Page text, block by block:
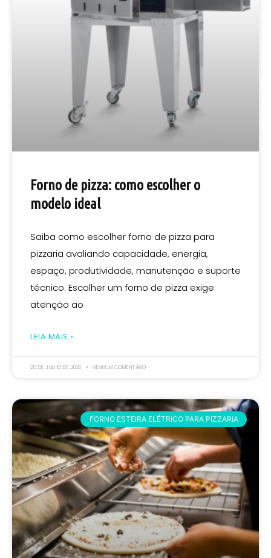
Forno de pizza: como escolher o
modelo ideal
Saiba como escolher forno de pizza para
pizzaria avaliando capacidade, energia,
espaço, produtividade, manutenção e suporte
técnico. Escolher um forno de pizza exige
atenção ao
LEIA MAIS »
28 DE JULHO DE 2026 NENHUM COMENTÁRIO
FORNO ESTEIRA ELÉTRICO PARA PIZZARIA